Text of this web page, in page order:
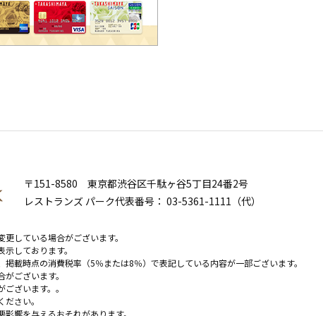
〒151-8580 東京都渋谷区千駄ヶ谷5丁目24番2号
レストランズ パーク代表番号： 03-5361-1111（代）
している場合がございます。
しております。
載時点の消費税率（5％または8％）で表記している内容が一部ございます。
ございます。
ざいます。。
さい。
響を与えるおそれがあります。